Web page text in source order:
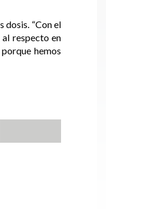
dosis. “Con el
respecto en
hemos